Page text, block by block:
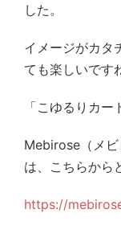
した。
イメージがカタ
ても楽しいです
「こゆるりカー
Mebirose （メ
は、こちらから
https://